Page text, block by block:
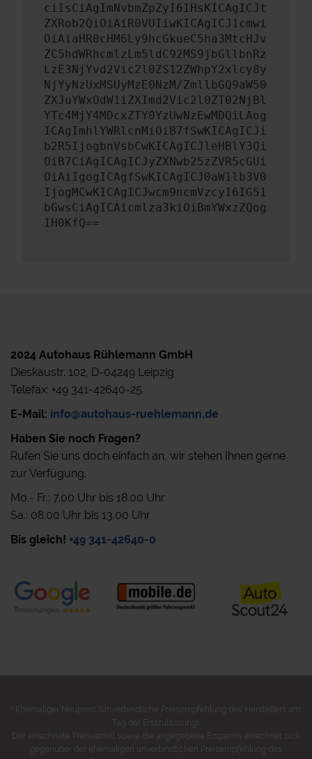
ciIsCiAgImNvbmZpZyI6IHsKICAgICJt
ZXRob2QiOiAiR0VUIiwKICAgICJ1cmwi
OiAiaHR0cHM6Ly9hcGkueC5ha3MtcHJv
ZC5hdWRhcmlzLm5ldC92MS9jbGllbnRz
LzE3NjYvd2Vic2l0ZS12ZWhpY2xlcy8y
NjYyNzUxMSUyMzE0NzM/ZmllbGQ9aW50
ZXJuYWxOdW1iZXImd2Vic2l0ZT02NjBl
YTc4MjY4MDcxZTY0YzUwNzEwMDQiLAog
ICAgImhlYWRlcnMiOiB7fSwKICAgICJi
b2R5IjogbnVsbCwKICAgICJleHBlY3Qi
OiB7CiAgICAgICJyZXNwb25zZVR5cGUi
OiAiIgogICAgfSwKICAgICJ0aW1lb3V0
IjogMCwKICAgICJwcm9ncmVzcyI6IG51
bGwsCiAgICAicmlza3kiOiBmYWxzZQog
IH0KfQ==
2024 Autohaus Rühlemann GmbH
Dieskaustr. 102, D-04249 Leipzig
Telefax: +49 341-42640-25
E-Mail: info@autohaus-ruehlemann.de
Haben Sie noch Fragen?
Rufen Sie uns doch einfach an, wir stehen Ihnen gerne
zur Verfügung.
Mo.- Fr.: 7.00 Uhr bis 18.00 Uhr
Sa.: 08.00 Uhr bis 13.00 Uhr
Bis gleich! +49 341-42640-0
Ehemaliger Neupreis (Unverbindliche Preisempfehlung des Herstellers am
Tag der Erstzulassung).
Der errechnete Preisvorteil sowie die angegebene Ersparnis errechnet sich
gegenüber der ehemaligen unverbindlichen Preisempfehlung des